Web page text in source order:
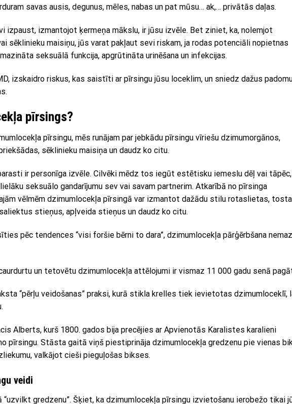
savas ausis, degunus, mēles, nabas un pat mūsu… ak,… privātās daļas.
izpaust, izmantojot ķermeņa mākslu, ir jūsu izvēle. Bet ziniet, ka, nolemjot
sēklinieku maisiņu, jūs varat pakļaut sevi riskam, ja rodas potenciāli nopietnas
seksuālā funkcija, apgrūtināta urinēšana un infekcijas.
izskaidro riskus, kas saistīti ar pīrsingu jūsu loceklim, un sniedz dažus
pīrsings?
pīrsingu, mēs runājam par jebkādu pīrsingu vīriešu dzimumorgānos,
sēklinieku maisiņa un daudz ko citu.
ir personīga izvēle. Cilvēki mēdz tos iegūt estētisku iemeslu dēļ vai
seksuālo gandarījumu sev vai savam partnerim. Atkarībā no pīrsinga
vēlmēm dzimumlocekļa pīrsingā var izmantot dažādu stilu rotaslietas,
stieņus, apļveida stieņus un daudz ko citu.
pēc tendences “visi foršie bērni to dara”, dzimumlocekļa pārģērbšana nemaz
un tetovētu dzimumlocekļa attēlojumi ir vismaz 11 000 gadu senā
“pērļu veidošanas” praksi, kurā stikla krelles tiek ievietotas dzimumloceklī,
Alberts, kurš 1800. gados bija precējies ar Apvienotās Karalistes karalieni
pīrsingu. Stāsta gaitā viņš piestiprināja dzimumlocekļa gredzenu pie vienas
valkājot cieši pieguļošas bikses.
veidi
“uzvilkt gredzenu”. Šķiet, ka dzimumlocekļa pīrsingu izvietošanu ierobežo tikai